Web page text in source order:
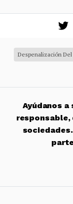
Despenalización
Ayúdanos
responsable,